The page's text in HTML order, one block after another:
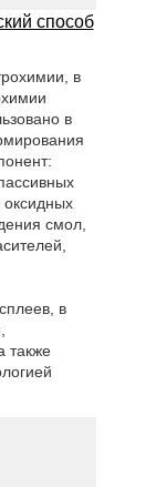
способ
в
в
смол,
в
также